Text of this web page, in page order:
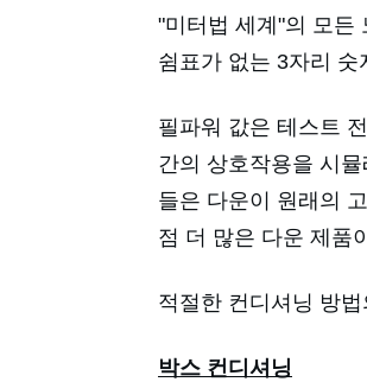
"미터법 세계"의 모든
쉼표가 없는 3자리
필파워 값은 테스트
간의 상호작용을 시
들은 다운이 원래의
점 더 많은 다운 제품
적절한 컨디셔닝 방
박스 컨디셔닝